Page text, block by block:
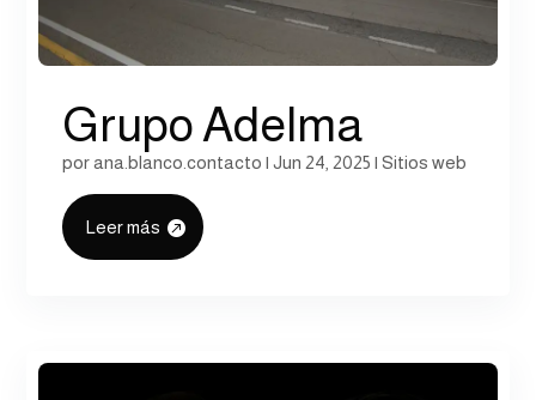
Grupo Adelma
porana.blanco.contacto |Jun 24, 2025 |Sitios web
Leer más